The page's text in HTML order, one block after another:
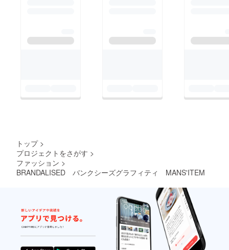
トップ >
プロジェクトをさがす >
ファッション >
BRANDALISED バンクシーズグラフィティ MANS'ITEM